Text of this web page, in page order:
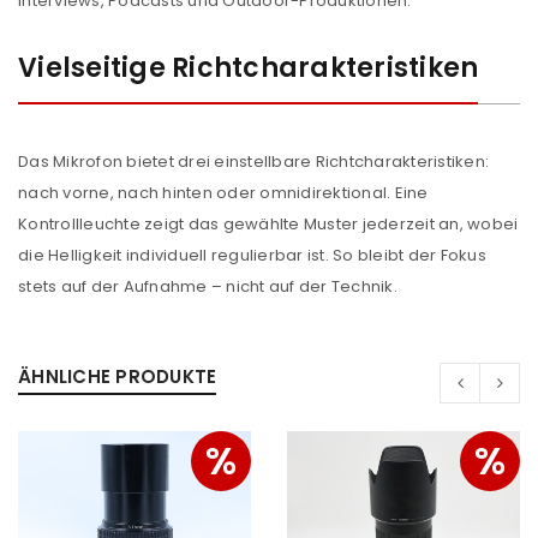
ANMELDEN
Passwort
ANMELDEN
PASSWORT VERGESSEN?
Vielseitige Richtcharakteristiken
Das Mikrofon bietet drei einstellbare Richtcharakteristiken:
nach vorne, nach hinten oder omnidirektional. Eine
Kontrollleuchte zeigt das gewählte Muster jederzeit an, wobei
die Helligkeit individuell regulierbar ist. So bleibt der Fokus
stets auf der Aufnahme – nicht auf der Technik.
ÄHNLICHE PRODUKTE
% %